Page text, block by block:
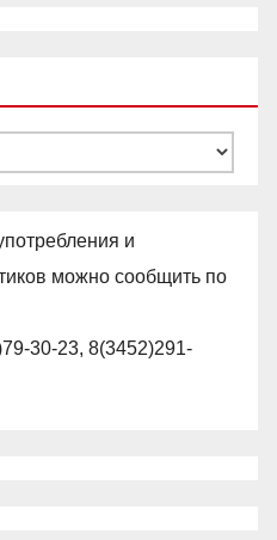
и
можно сообщить по
30-23, 8(3452)291-